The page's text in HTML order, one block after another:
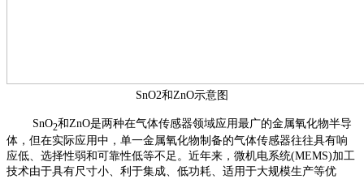
SnO2和ZnO示意图
SnO2和ZnO是两种在气体传感器领域应用最广的金属氧化物半导
体，但在实际应用中，单一金属氧化物制备的气体传感器往往具有响
应低、选择性弱和可靠性低等不足。近年来，微机电系统(MEMS)加工
技术由于具有尺寸小、利于集成、低功耗、适用于大规模生产等优